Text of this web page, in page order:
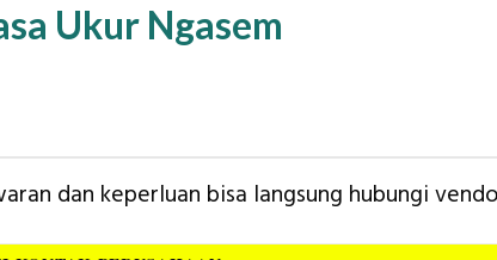
Ukur Ngasem
dan keperluan bisa langsung hubungi